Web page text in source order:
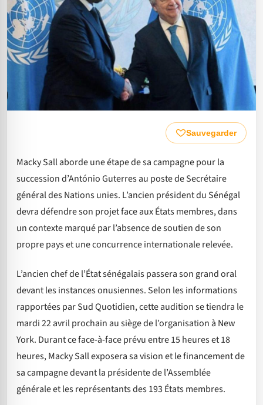
Sauvegarder
Macky Sall aborde une étape de sa campagne pour la
succession d’António Guterres au poste de Secrétaire
général des Nations unies. L’ancien président du Sénégal
devra défendre son projet face aux États membres, dans
un contexte marqué par l’absence de soutien de son
propre pays et une concurrence internationale relevée.
L’ancien chef de l’État sénégalais passera son grand oral
devant les instances onusiennes. Selon les informations
rapportées par Sud Quotidien, cette audition se tiendra le
mardi 22 avril prochain au siège de l’organisation à New
York. Durant ce face-à-face prévu entre 15 heures et 18
heures, Macky Sall exposera sa vision et le financement de
sa campagne devant la présidente de l’Assemblée
générale et les représentants des 193 États membres.